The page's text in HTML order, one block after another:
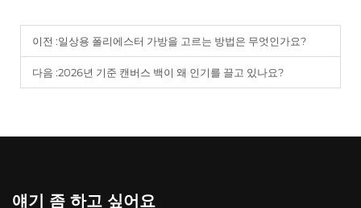
이전 :일상용 폴리에스터 가방을 고르는 방법은 무엇인가요?
다음 :2026년 기준 캔버스 백이 왜 인기를 끌고 있나요?
얘기 좀 하고 싶어요